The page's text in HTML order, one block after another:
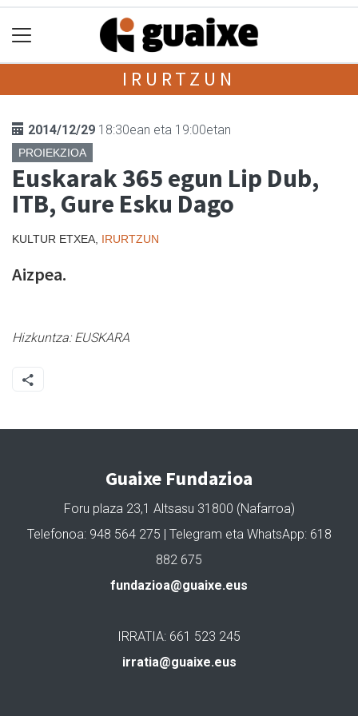
IRURTZUN
2014/12/29 18:30ean eta 19:00etan
PROIEKZIOA
Euskarak 365 egun Lip Dub,
ITB, Gure Esku Dago
KULTUR ETXEA, IRURTZUN
Aizpea.
Hizkuntza:EUSKARA
Guaixe Fundazioa
Foru plaza 23,1 Altsasu 31800 (Nafarroa)
Telefonoa: 948 564 275 | Telegram eta WhatsApp: 618
882 675
fundazioa@guaixe.eus
IRRATIA: 661 523 245
irratia@guaixe.eus